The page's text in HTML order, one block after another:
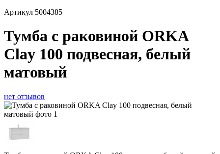
Артикул 5004385
Тумба с раковиной ORKA
Clay 100 подвесная, белый
матовый
нет отзывов